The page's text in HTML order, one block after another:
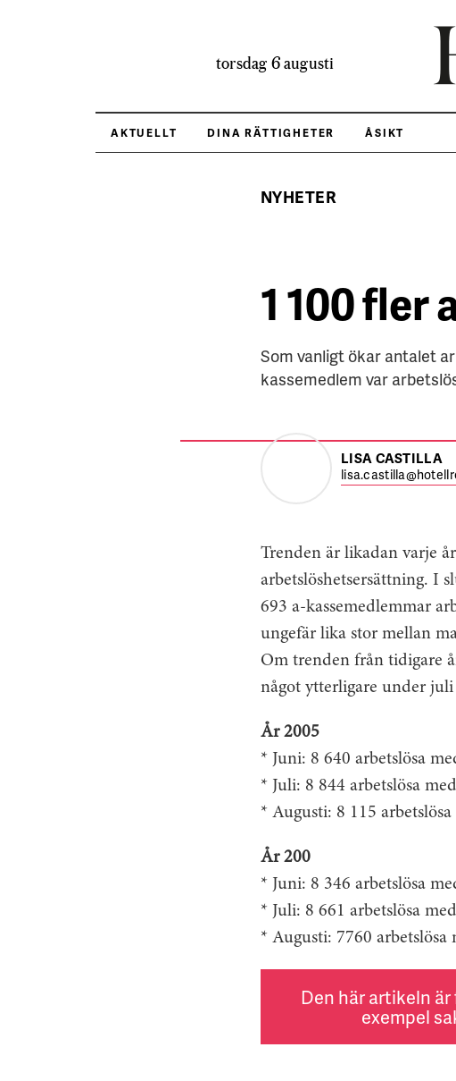
torsdag 6 augusti
AKTUELLT DINA RÄTTIGHETER ÅSIKT
NYHETER
1 100 fler
Som vanligt ökar antalet
kassemedlem var
LISA CASTILLA
Trenden är likadan varje
arbetslöshetsersättning. I
693 a-kassemedlemmar
ungefär lika stor mellan
Om trenden från tidigare
något ytterligare under
År 2005
* Juni: 8 640 arbetslösa
* Juli: 8 844 arbetslösa
* Augusti: 8 115
År 200
* Juni: 8 346 arbetslösa
* Juli: 8 661 arbetslösa
* Augusti: 7760 arbetslösa
Den här artikeln
exempel